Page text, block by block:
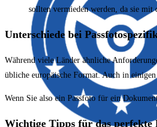
sollten vermieden werden, da sie mit
Unterschiede bei
Während viele Länder ähnliche
übliche europäische Format. Auch in
Wenn Sie also ein Passfoto für ein
Wichtige Tipps für das perfekte